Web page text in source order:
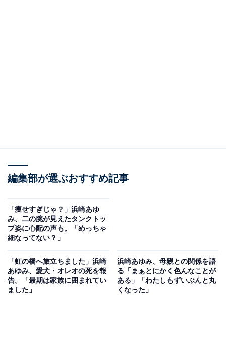
編集部が選ぶおすすめ記事
「痩せすぎじゃ？」浜崎あゆ
み、二の腕が見えたタンクトッ
プ姿に心配の声も。「めっちゃ
細なってない？」
「虹の橋へ旅立ちました」浜崎
あゆみ、愛犬・オレオの死を報
告。「最期は家族に囲まれてい
ました」
浜崎あゆみ、母親との関係を語
る「まぁとにかく色んなことが
ある」「わたしもずいぶんと丸
くなった」